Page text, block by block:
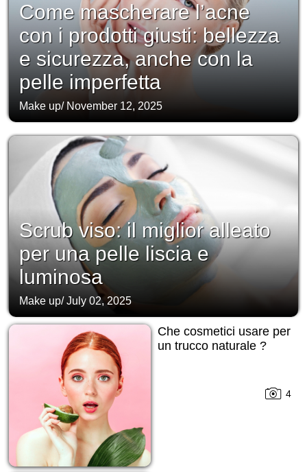
Come mascherare l’acne
con i prodotti giusti: bellezza
e sicurezza, anche con la
pelle imperfetta
Make up/ November 12, 2025
Scrub viso: il miglior alleato
per una pelle liscia e
luminosa
Make up/July 02, 2025
Che cosmetici usare per
un trucco naturale ?
4